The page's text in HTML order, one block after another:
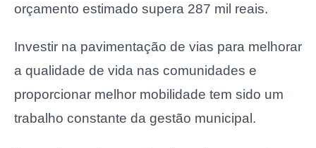
orçamento estimado supera 287 mil reais.
Investir na pavimentação de vias para melhorar
a qualidade de vida nas comunidades e
proporcionar melhor mobilidade tem sido um
trabalho constante da gestão municipal.